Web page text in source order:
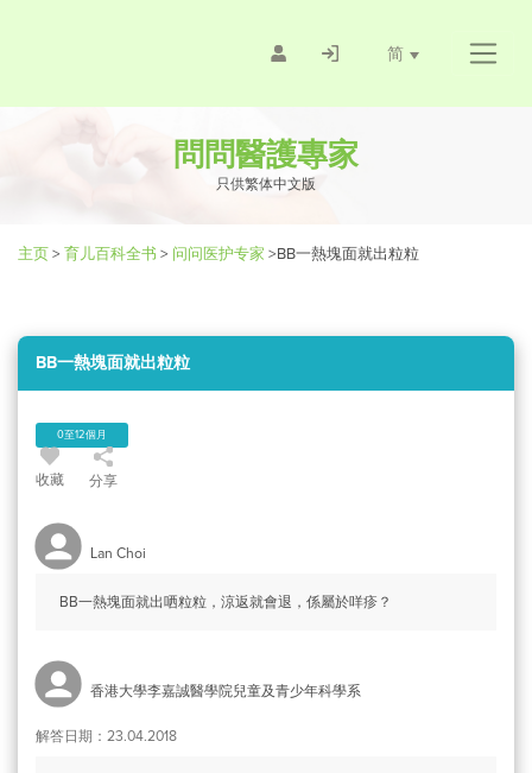
简
問問醫護專家
只供繁体中文版
主页> 育儿百科全书 > 问问医护专家 >BB一熱塊面就出粒粒
BB一熱塊面就出粒粒
0至12個月
收藏 分享
Lan Choi
BB一熱塊面就出哂粒粒，涼返就會退，係屬於咩疹？
香港大學李嘉誠醫學院兒童及青少年科學系
解答日期：23.04.2018